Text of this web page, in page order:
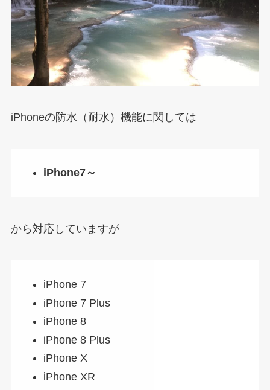
iPhoneの防水（耐水）機能に関しては
iPhone7～
から対応していますが
iPhone 7
iPhone 7 Plus
iPhone 8
iPhone 8 Plus
iPhone X
iPhone XR